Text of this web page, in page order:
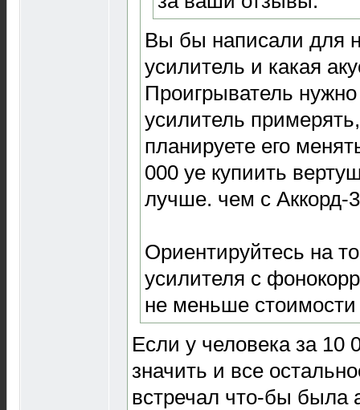
Вы бы написали для
усилитель и какая
Проигрыватель
усилитель
планируете его
000 уе купиить
лучше. чем с Аккорд-
Ориентируйтесь на
усилителя с
не меньше
Если у человека за 10
значить и все
встречал что-бы была